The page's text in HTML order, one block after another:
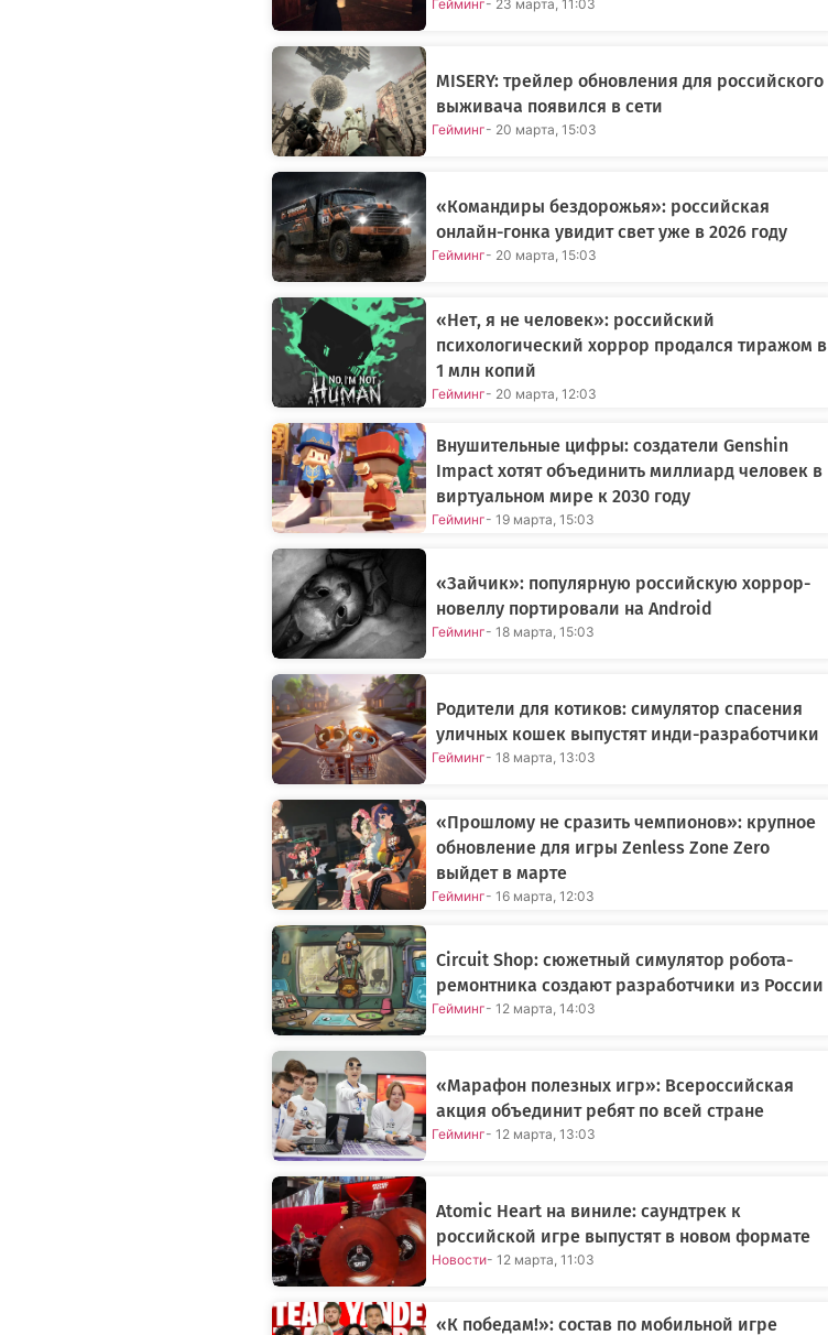
Гейминг- 23 марта, 11:03
MISERY: трейлер обновления для российского
выживача появился в сети
Гейминг- 20 марта, 15:03
«Командиры бездорожья»: российская
онлайн-гонка увидит свет уже в 2026 году
Гейминг- 20 марта, 15:03
«Нет, я не человек»: российский
психологический хоррор продался тиражом в
1 млн копий
Гейминг- 20 марта, 12:03
Внушительные цифры: создатели Genshin
Impact хотят объединить миллиард человек в
виртуальном мире к 2030 году
Гейминг- 19 марта, 15:03
«Зайчик»: популярную российскую хоррор-
новеллу портировали на Android
Гейминг- 18 марта, 15:03
Родители для котиков: симулятор спасения
уличных кошек выпустят инди-разработчики
Гейминг- 18 марта, 13:03
«Прошлому не сразить чемпионов»: крупное
обновление для игры Zenless Zone Zero
выйдет в марте
Гейминг- 16 марта, 12:03
Circuit Shop: сюжетный симулятор робота-
ремонтника создают разработчики из России
Гейминг- 12 марта, 14:03
«Марафон полезных игр»: Всероссийская
акция объединит ребят по всей стране
Гейминг- 12 марта, 13:03
Atomic Heart на виниле: саундтрек к
российской игре выпустят в новом формате
Новости- 12 марта, 11:03
«К победам!»: состав по мобильной игре